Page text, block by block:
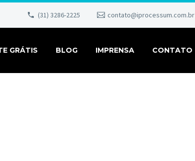
(31) 3286-2225 contato@iprocessum.com.br
GRÁTIS BLOG IMPRENSA CONTATO